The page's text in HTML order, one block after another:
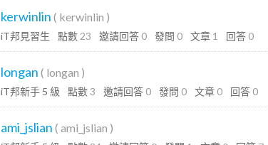
kerwinlin ( kerwinlin )
iT邦見習生 點數 23 邀請回答 0 發問 0 文章 1 回答 0
longan ( longan )
iT邦新手 5 級 點數3 邀請回答 0 發問 0 文章 0 回答 0
ami_jslian ( ami_jslian )